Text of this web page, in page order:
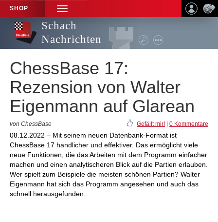
SHOP
TOGGLE
NAVIGATION
Schach
Nachrichten
ChessBase 17:
Rezension von Walter
Eigenmann auf Glarean
von ChessBase Gefällt mir! 0 Kommentare
08.12.2022 – Mit seinem neuen Datenbank-Format ist
ChessBase 17 handlicher und effektiver. Das ermöglicht viele
neue Funktionen, die das Arbeiten mit dem Programm einfacher
machen und einen analytischeren Blick auf die Partien erlauben.
Wer spielt zum Beispiele die meisten schönen Partien? Walter
Eigenmann hat sich das Programm angesehen und auch das
schnell herausgefunden.